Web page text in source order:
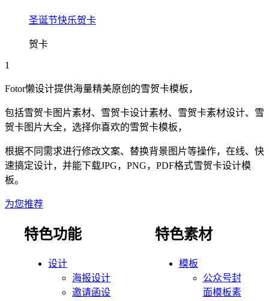
圣诞节快乐贺卡
贺卡
1
Fotor懒设计提供海量精美原创的雪贺卡模板，
包括雪贺卡图片素材、 雪贺卡设计素材、 雪贺卡素材设计、 雪
贺卡图片大全，选择你喜欢的雪贺卡模板，
根据不同需求进行修改文案、替换背景图片等操作，在线、快
速搞定设计，并能下载JPG，PNG，PDF格式雪贺卡设计模
板。
为您推荐
特色功能
设计
海报设计
邀请函设
特色素材
模板
公众号封
面模板素